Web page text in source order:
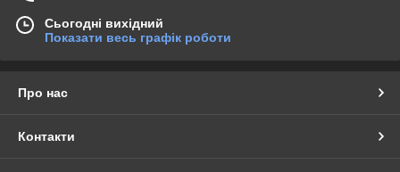
Сьогодні вихідний
Показати весь графік роботи
Про нас
Контакти